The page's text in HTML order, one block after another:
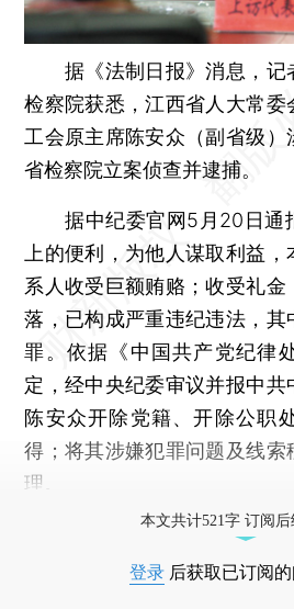
据《法制日报》消息，记
检察院获悉，江西省人大常委
工会原主席陈安众（副省级）
省检察院立案侦查并逮捕。
据中纪委官网5月20日通
上的便利，为他人谋取利益
系人收受巨额贿赂；收受礼
落，已构成严重违纪违法，其
罪。依据《中国共产党纪律
定，经中央纪委审议并报中共
陈安众开除党籍、开除公职
得；将其涉嫌犯罪问题及线索
理。
本文共计521字 订阅
登录 后获取已订阅